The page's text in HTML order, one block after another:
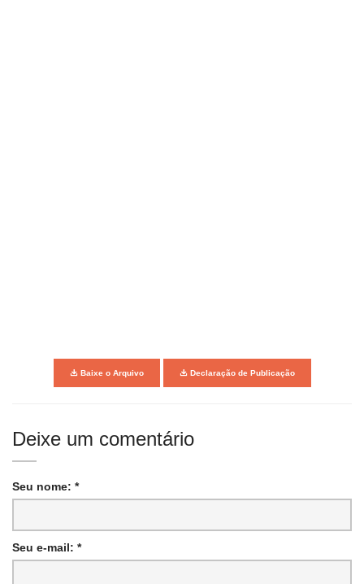
Baixe o Arquivo Declaração de Publicação
Deixe um comentário
Seu nome: *
Seu e-mail: *